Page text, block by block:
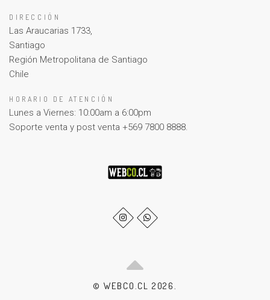
DIRECCIÓN
Las Araucarias 1733,
Santiago
Región Metropolitana de Santiago
Chile
HORARIO DE ATENCIÓN
Lunes a Viernes: 10:00am a 6:00pm
Soporte venta y post venta +569 7800 8888.
© WEBCO.CL 2026.